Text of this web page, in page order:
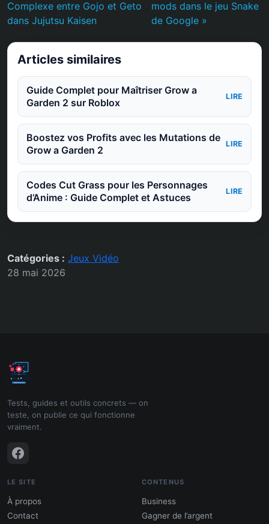
Complexe entre Gojo et Geto
dans Jujutsu Kaisen
mods dans le jeu Snake
de Google »
Articles similaires
Guide Complet pour Maîtriser Grow a
Garden 2 sur Roblox
LIRE
Boostez vos Profits avec les Mutations de
Grow a Garden 2
LIRE
Codes Cut Grass pour les Personnages
d’Anime : Guide Complet et Astuces
LIRE
Catégories : Jeux Vidéo
28 mai 2026
Tests, guides et outils concrets — on
teste, on publie ce qui fonctionne
vraiment.
LE SITE
À propos
Contact
CONTENUS
Business
Gagner de l’argent